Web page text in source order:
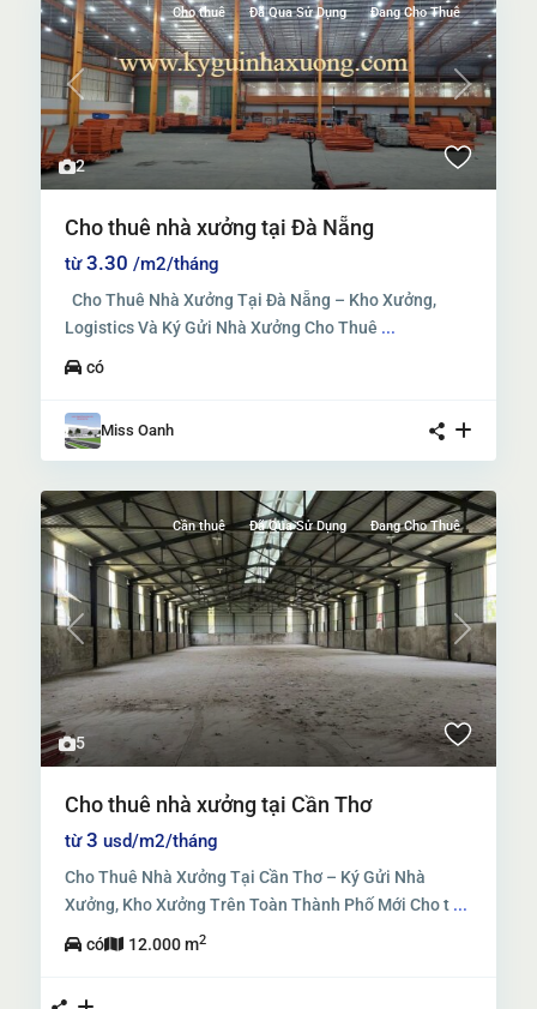
2
Previous Next
Cho thuê Đã Qua Sử Dụng Đang Cho Thuê
Cho thuê nhà xưởng tại Đà Nẵng
từ3.30 /m2/tháng
Cho Thuê Nhà Xưởng Tại Đà Nẵng – Kho Xưởng,
Logistics Và Ký Gửi Nhà Xưởng Cho Thuê ...
có
Miss Oanh
5
Previous Next
Cần thuê Đã Qua Sử Dụng Đang Cho Thuê
Cho thuê nhà xưởng tại Cần Thơ
từ3 usd/m2/tháng
Cho Thuê Nhà Xưởng Tại Cần Thơ – Ký Gửi Nhà
Xưởng, Kho Xưởng Trên Toàn Thành Phố Mới Cho t ...
có 12.000 m2